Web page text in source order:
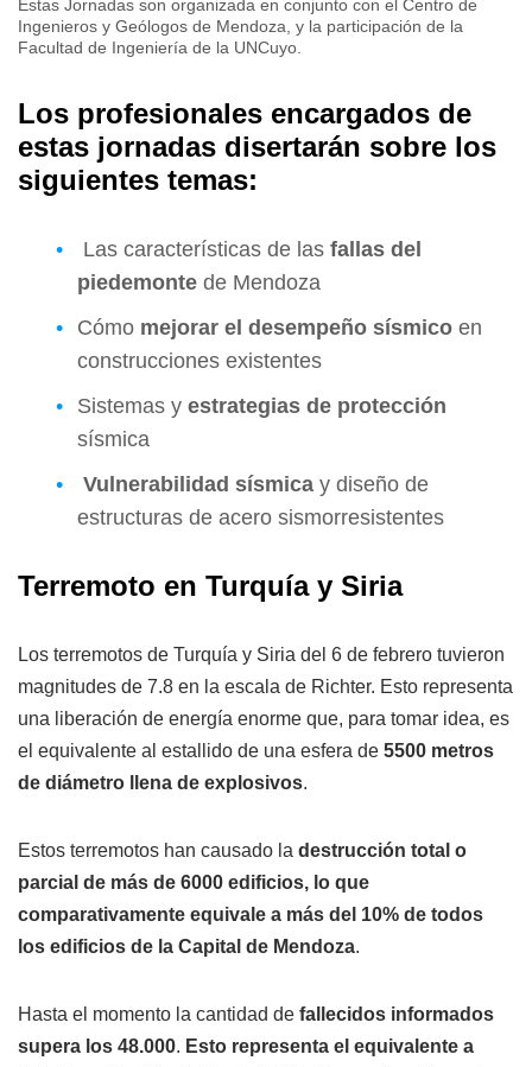
Estas Jornadas son organizada en conjunto con el Centro de
Ingenieros y Geólogos de Mendoza, y la participación de la
Facultad de Ingeniería de la UNCuyo.
Los profesionales encargados de
estas jornadas disertarán sobre los
siguientes temas:
Las características de las fallas del
piedemonte de Mendoza
Cómo mejorar el desempeño sísmico en
construcciones existentes
Sistemas y estrategias de protección
sísmica
Vulnerabilidad sísmica y diseño de
estructuras de acero sismorresistentes
Terremoto en Turquía y Siria
Los terremotos de Turquía y Siria del 6 de febrero tuvieron
magnitudes de 7.8 en la escala de Richter. Esto representa
una liberación de energía enorme que, para tomar idea, es
el equivalente al estallido de una esfera de 5500 metros
de diámetro llena de explosivos.
Estos terremotos han causado la destrucción total o
parcial de más de 6000 edificios, lo que
comparativamente equivale a más del 10% de todos
los edificios de la Capital de Mendoza.
Hasta el momento la cantidad de fallecidos informados
supera los 48.000. Esto representa el equivalente a